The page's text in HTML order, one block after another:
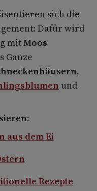
sich die
Dafür wird
mitMoos
Ganze
,
und
aus dem Ei
Rezepte